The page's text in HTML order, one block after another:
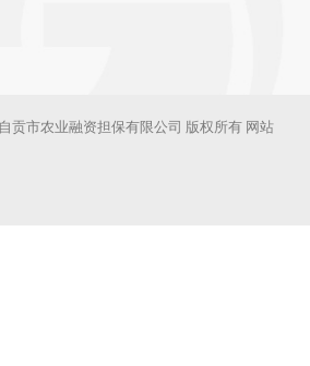
贡市农业融资担保有限公司 版权所有 网站